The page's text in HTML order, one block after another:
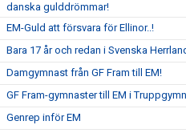
danska gulddrömmar!
EM-Guld att försvara för Ellinor..!
Bara 17 år och redan i Svenska
Damgymnast från GF Fram till EM!
GF Fram-gymnaster till EM i
Genrep inför EM